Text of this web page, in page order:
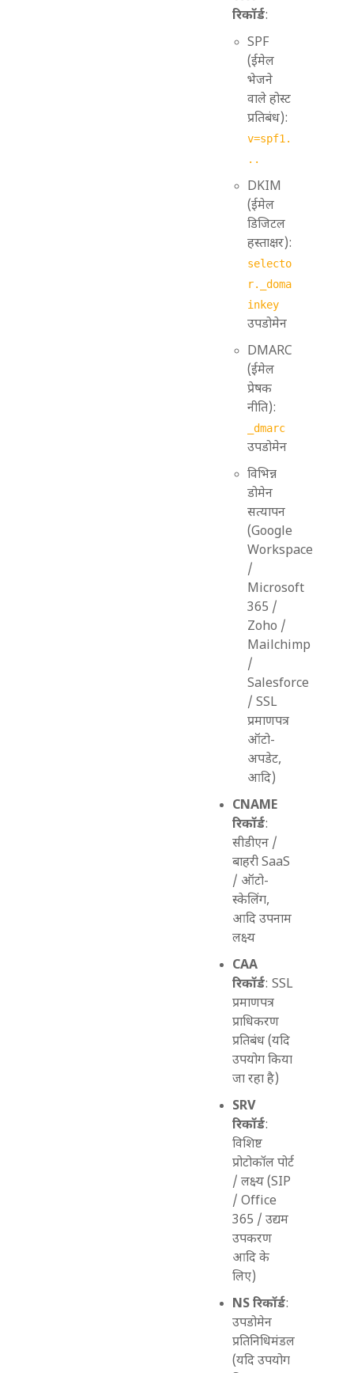
रिकॉर्ड:
SPF
(ईमेल
भेजने
वाले होस्ट
प्रतिबंध):
v=spf1.
..
DKIM
(ईमेल
डिजिटल
हस्ताक्षर):
selecto
r._doma
inkey
उपडोमेन
DMARC
(ईमेल
प्रेषक
नीति):
_dmarc
उपडोमेन
विभिन्न
डोमेन
सत्यापन
(Google
Workspace
/
Microsoft
365 /
Zoho /
Mailchimp
/
Salesforce
/ SSL
प्रमाणपत्र
ऑटो-
अपडेट,
आदि)
CNAME
रिकॉर्ड:
सीडीएन /
बाहरी SaaS
/ ऑटो-
स्केलिंग,
आदि उपनाम
लक्ष्य
CAA
रिकॉर्ड: SSL
प्रमाणपत्र
प्राधिकरण
प्रतिबंध (यदि
उपयोग किया
जा रहा है)
SRV
रिकॉर्ड:
विशिष्ट
प्रोटोकॉल पोर्ट
/ लक्ष्य (SIP
/ Office
365 / उद्यम
उपकरण
आदि के
लिए)
NS रिकॉर्ड:
उपडोमेन
प्रतिनिधिमंडल
(यदि उपयोग